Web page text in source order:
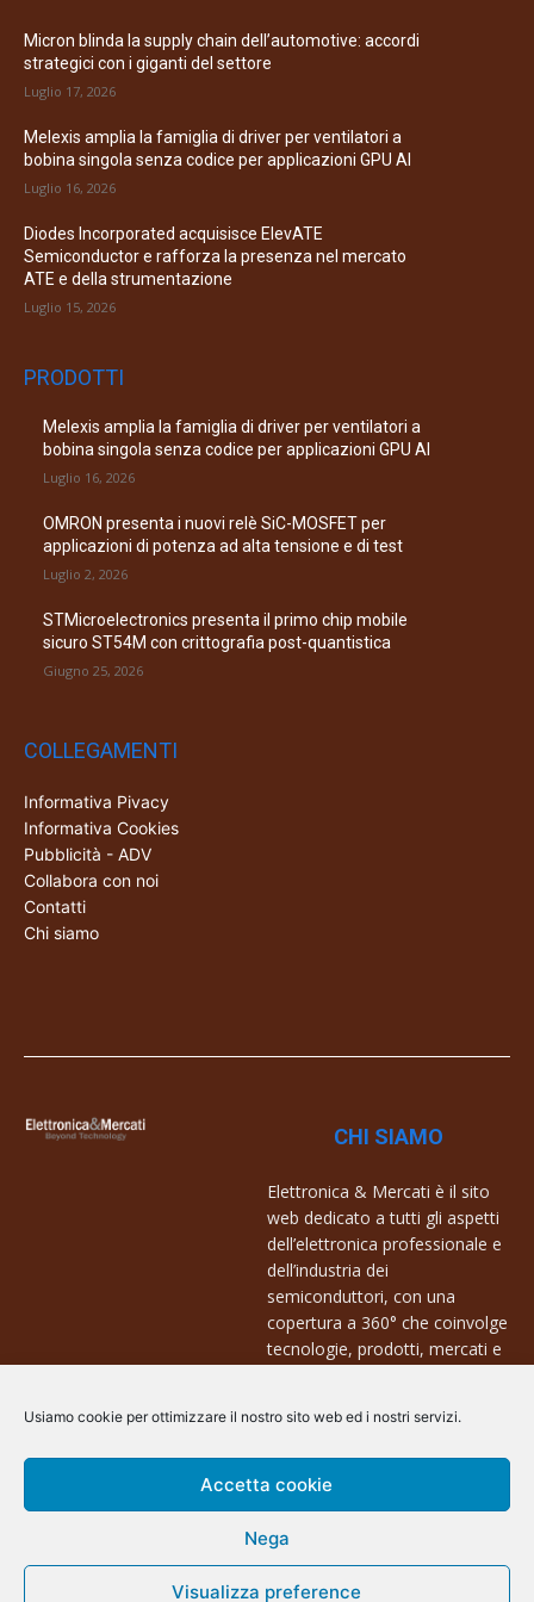
Usiamo cookie per ottimizzare il nostro sito web ed i nostri servizi.
Accetta cookie
Nega
Visualizza preference
Micron blinda la supply chain dell’automotive: accordi
strategici con i giganti del settore
Luglio 17, 2026
Melexis amplia la famiglia di driver per ventilatori a
bobina singola senza codice per applicazioni GPU AI
Luglio 16, 2026
Diodes Incorporated acquisisce ElevATE
Semiconductor e rafforza la presenza nel mercato
ATE e della strumentazione
Luglio 15, 2026
PRODOTTI
Melexis amplia la famiglia di driver per ventilatori a
bobina singola senza codice per applicazioni GPU AI
Luglio 16, 2026
OMRON presenta i nuovi relè SiC-MOSFET per
applicazioni di potenza ad alta tensione e di test
Luglio 2, 2026
STMicroelectronics presenta il primo chip mobile
sicuro ST54M con crittografia post-quantistica
Giugno 25, 2026
COLLEGAMENTI
Informativa Pivacy
Informativa Cookies
Pubblicità - ADV
Collabora con noi
Contatti
Chi siamo
CHI SIAMO
Elettronica & Mercati è il sito
web dedicato a tutti gli aspetti
dell’elettronica professionale e
dell’industria dei
semiconduttori, con una
copertura a 360° che coinvolge
tecnologie, prodotti, mercati e
Contatti:
info@arscommunication.it
@ArsCommunication 2023